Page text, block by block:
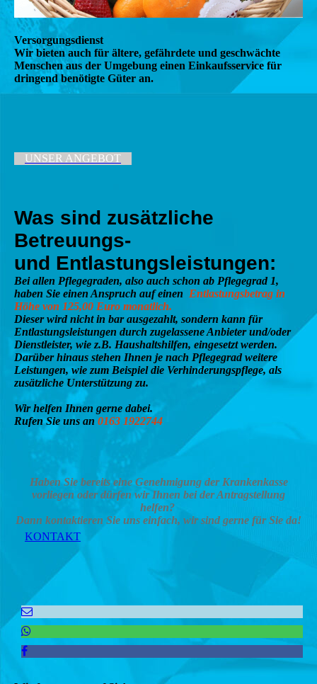
Versorgungsdienst
Wir bieten auch für ältere, gefährdete und geschwächte
Menschen aus der Umgebung einen Einkaufsservice für
dringend benötigte Güter an.
UNSER ANGEBOT
Was sind zusätzliche
Betreuungs-
und Entlastungsleistungen:
Bei allen Pflegegraden, also auch schon ab Pflegegrad 1,
haben Sie einen Anspruch auf einen Entlastungsbetrag in
Höhe von 125,00 Euro monatlich.
Dieser wird nicht in bar ausgezahlt, sondern kann für
Entlastungsleistungen durch zugelassene Anbieter und/oder
Dienstleister, wie z.B. Haushaltshilfen, eingesetzt werden.
Darüber hinaus stehen Ihnen je nach Pflegegrad weitere
Leistungen, wie zum Beispiel die Verhinderungspflege, als
zusätzliche Unterstützung zu.
Wir helfen Ihnen gerne dabei.
Rufen Sie uns an 0163 1922744
Haben Sie bereits eine Genehmigung der Krankenkasse
vorliegen oder dürfen wir Ihnen bei der Antragstellung
helfen?
Dann kontaktieren Sie uns einfach, wir sind gerne für Sie da!
KONTAKT